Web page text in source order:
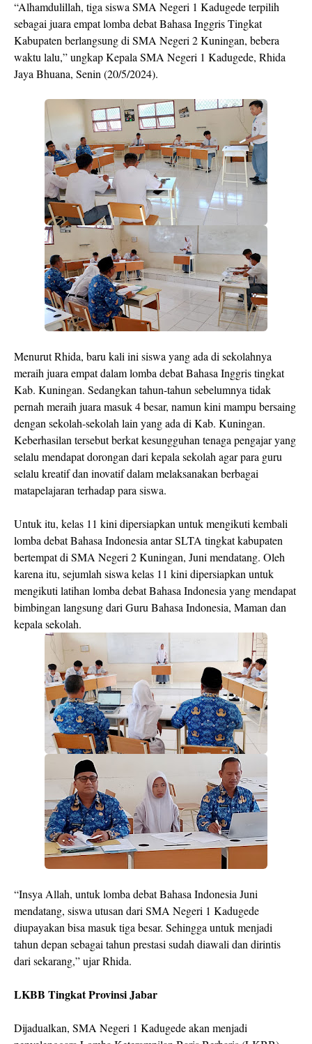
“Alhamdulillah, tiga siswa SMA Negeri 1 Kadugede terpilih
sebagai juara empat lomba debat Bahasa Inggris Tingkat
Kabupaten berlangsung di SMA Negeri 2 Kuningan, bebera
waktu lalu,” ungkap Kepala SMA Negeri 1 Kadugede, Rhida
Jaya Bhuana, Senin (20/5/2024).
Menurut Rhida, baru kali ini siswa yang ada di sekolahnya
meraih juara empat dalam lomba debat Bahasa Inggris tingkat
Kab. Kuningan. Sedangkan tahun-tahun sebelumnya tidak
pernah meraih juara masuk 4 besar, namun kini mampu bersaing
dengan sekolah-sekolah lain yang ada di Kab. Kuningan.
Keberhasilan tersebut berkat kesungguhan tenaga pengajar yang
selalu mendapat dorongan dari kepala sekolah agar para guru
selalu kreatif dan inovatif dalam melaksanakan berbagai
matapelajaran terhadap para siswa.
Untuk itu, kelas 11 kini dipersiapkan untuk mengikuti kembali
lomba debat Bahasa Indonesia antar SLTA tingkat kabupaten
bertempat di SMA Negeri 2 Kuningan, Juni mendatang. Oleh
karena itu, sejumlah siswa kelas 11 kini dipersiapkan untuk
mengikuti latihan lomba debat Bahasa Indonesia yang mendapat
bimbingan langsung dari Guru Bahasa Indonesia, Maman dan
kepala sekolah.
“Insya Allah, untuk lomba debat Bahasa Indonesia Juni
mendatang, siswa utusan dari SMA Negeri 1 Kadugede
diupayakan bisa masuk tiga besar. Sehingga untuk menjadi
tahun depan sebagai tahun prestasi sudah diawali dan dirintis
dari sekarang,” ujar Rhida.
LKBB Tingkat Provinsi Jabar
Dijadualkan, SMA Negeri 1 Kadugede akan menjadi